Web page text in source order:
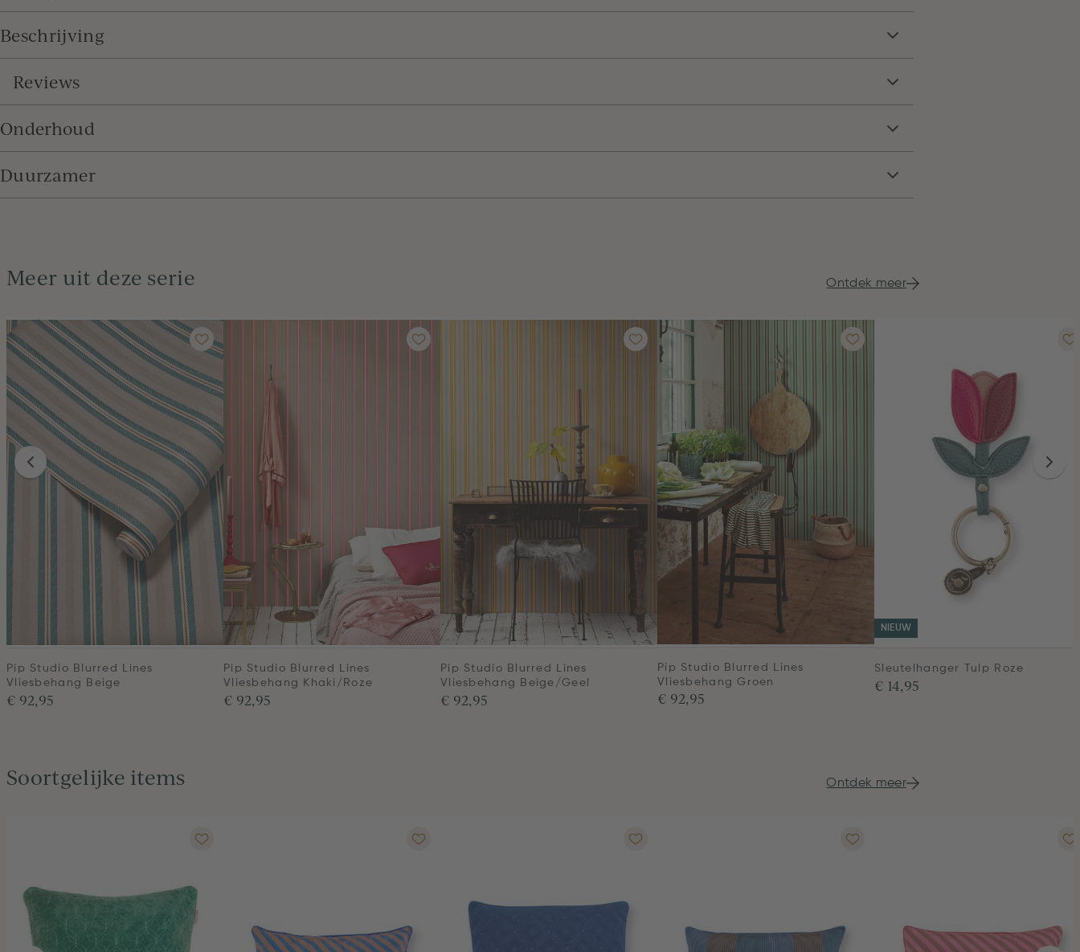
Beschrijving
Reviews
Onderhoud
Duurzamer
Meer uit deze serie Ontdek meer
Pip Studio Blurred Lines
Vliesbehang Beige
€ 92,95
Pip Studio Blurred Lines
Vliesbehang Khaki/Roze
€ 92,95
Pip Studio Blurred Lines
Vliesbehang Beige/Geel
€ 92,95
Pip Studio Blurred Lines
Vliesbehang Groen
€ 92,95
NIEUW
Sleutelhanger Tulp Roze
€ 14,95
Soortgelijke items Ontdek meer